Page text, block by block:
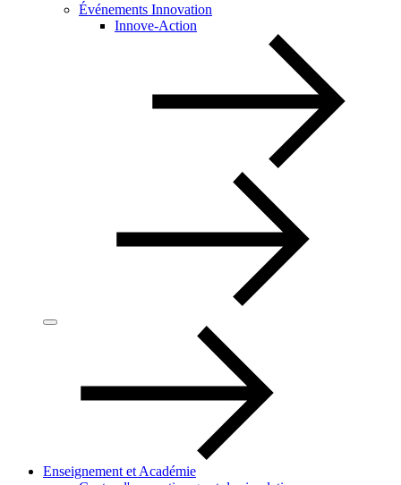
Événements Innovation
Innove-Action
Enseignement et Académie